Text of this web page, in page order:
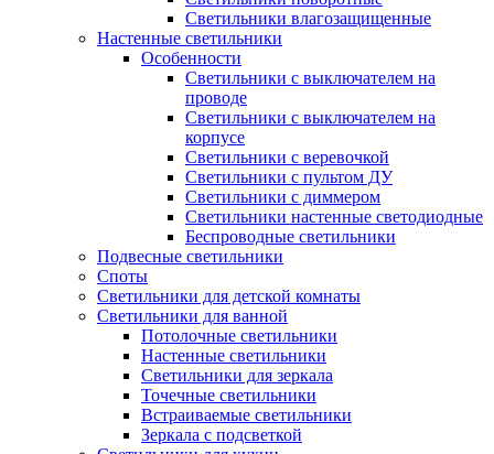
Светильники влагозащищенные
Настенные светильники
Особенности
Светильники с выключателем на
проводе
Светильники с выключателем на
корпусе
Светильники с веревочкой
Светильники с пультом ДУ
Светильники с диммером
Светильники настенные светодиодные
Беспроводные светильники
Подвесные светильники
Споты
Светильники для детской комнаты
Светильники для ванной
Потолочные светильники
Настенные светильники
Светильники для зеркала
Точечные светильники
Встраиваемые светильники
Зеркала с подсветкой